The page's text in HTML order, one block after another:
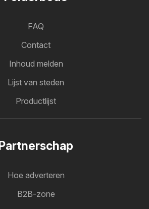
FAQ
Contact
Inhoud melden
Lijst van steden
Productlijst
Partnerschap
Hoe adverteren
B2B-zone